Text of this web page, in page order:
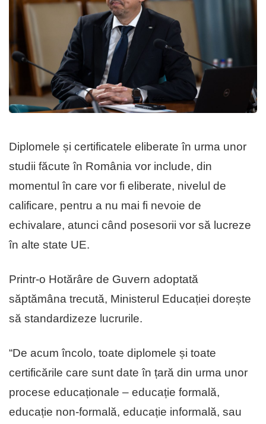
Diplomele și certificatele eliberate în urma unor
studii făcute în România vor include, din
momentul în care vor fi eliberate, nivelul de
calificare, pentru a nu mai fi nevoie de
echivalare, atunci când posesorii vor să lucreze
în alte state UE.
Printr-o Hotărâre de Guvern adoptată
săptămâna trecută, Ministerul Educației dorește
să standardizeze lucrurile.
“De acum încolo, toate diplomele și toate
certificările care sunt date în țară din urma unor
procese educaționale – educație formală,
educație non-formală, educație informală, sau